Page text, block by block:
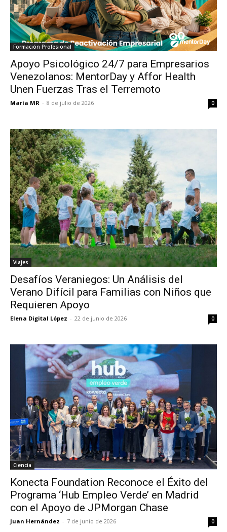
Formación Profesional
Apoyo Psicológico 24/7 para Empresarios
Venezolanos: MentorDay y Affor Health
Unen Fuerzas Tras el Terremoto
María MR - 8 de julio de 2026 0
Viajes
Desafíos Veraniegos: Un Análisis del
Verano Difícil para Familias con Niños que
Requieren Apoyo
Elena Digital López - 22 de junio de 2026 0
Ciencia
Konecta Foundation Reconoce el Éxito del
Programa ‘Hub Empleo Verde’ en Madrid
con el Apoyo de JPMorgan Chase
Juan Hernández - 7 de junio de 2026 0